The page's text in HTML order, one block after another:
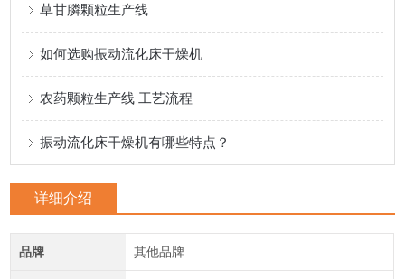
草甘膦颗粒生产线
如何选购振动流化床干燥机
农药颗粒生产线 工艺流程
振动流化床干燥机有哪些特点？
详细介绍
品牌 其他品牌